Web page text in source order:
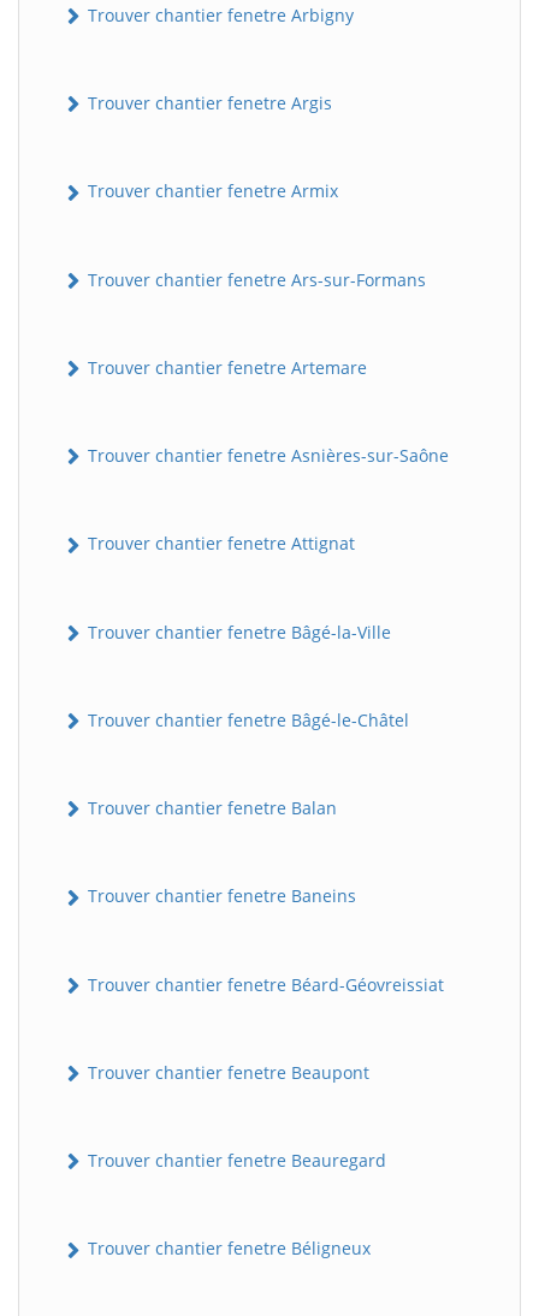
Trouver chantier fenetre Arbigny
Trouver chantier fenetre Argis
Trouver chantier fenetre Armix
Trouver chantier fenetre Ars-sur-Formans
Trouver chantier fenetre Artemare
Trouver chantier fenetre Asnières-sur-Saône
Trouver chantier fenetre Attignat
Trouver chantier fenetre Bâgé-la-Ville
Trouver chantier fenetre Bâgé-le-Châtel
Trouver chantier fenetre Balan
Trouver chantier fenetre Baneins
Trouver chantier fenetre Béard-Géovreissiat
Trouver chantier fenetre Beaupont
Trouver chantier fenetre Beauregard
Trouver chantier fenetre Béligneux